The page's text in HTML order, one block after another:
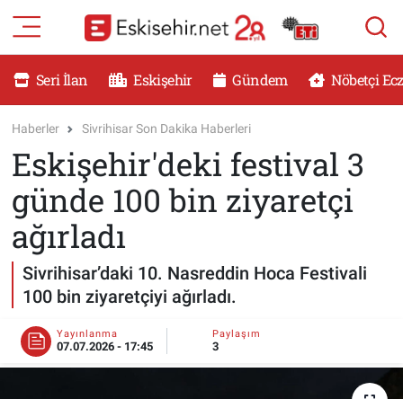
Seri İlan Eskişehir Gündem Nöbetçi
Haberler Sivrihisar Son Dakika Haberleri
Eskişehir'deki festival 3
günde 100 bin ziyaretçi
ağırladı
Sivrihisar’daki 10. Nasreddin Hoca Festivali
100 bin ziyaretçiyi ağırladı.
Yayınlanma
07.07.2026 - 17:45
Paylaşım
3
RESMİ İLANLAR
DÜNYA
SAĞLIK
MAGAZİN
KADIN
TEKNOLOJİ
Eskişehir Nöbetçi Eczaneler
Eskişehir Namaz Vakitleri
Eskişehir Trafik Yoğunluk Haritası
Süper Lig Puan Durumu ve Fikstür
Tüm Manşetler
Son Dakika Haberleri